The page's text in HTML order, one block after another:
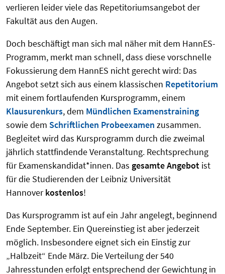
verlieren leider viele das Repetitoriumsangebot der
Fakultät aus den Augen.
Doch beschäftigt man sich mal näher mit dem HannES-
Programm, merkt man schnell, dass diese vorschnelle
Fokussierung dem HannES nicht gerecht wird: Das
Angebot setzt sich aus einem klassischen Repetitorium
mit einem fortlaufenden Kursprogramm, einem
Klausurenkurs, dem Mündlichen Examenstraining
sowie dem Schriftlichen Probeexamen zusammen.
Begleitet wird das Kursprogramm durch die zweimal
jährlich stattfindende Veranstaltung. Rechtsprechung
für Examenskandidat*innen. Das gesamte Angebot ist
für die Studierenden der Leibniz Universität
Hannoverkostenlos!
Das Kursprogramm ist auf ein Jahr angelegt, beginnend
Ende September. Ein Quereinstieg ist aber jederzeit
möglich. Insbesondere eignet sich ein Einstig zur
„Halbzeit“ Ende März. Die Verteilung der 540
Jahresstunden erfolgt entsprechend der Gewichtung in